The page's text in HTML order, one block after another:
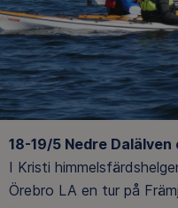
18-19/5 Nedre
I Kristi
Örebro LA en tur på